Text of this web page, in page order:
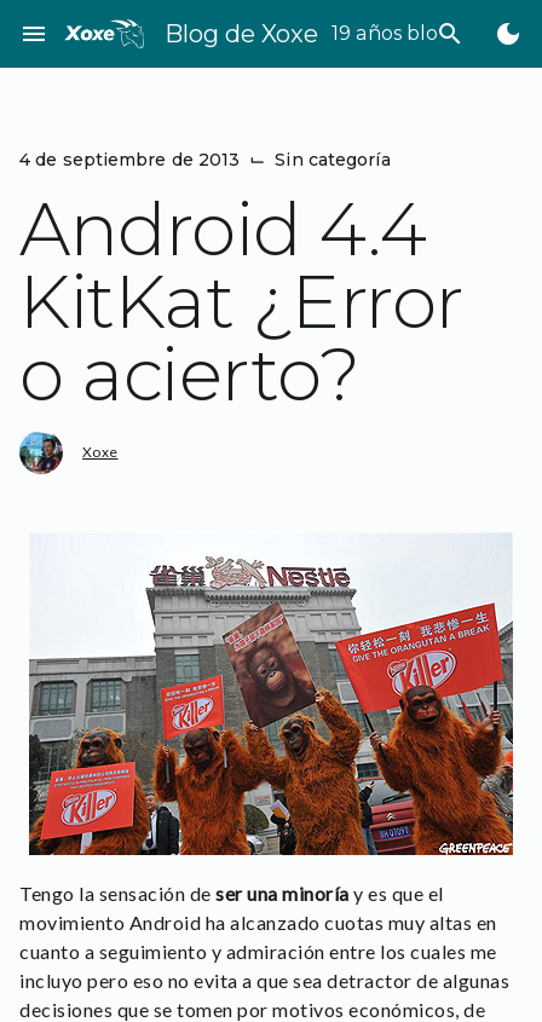
contenido
menu Blog de Xoxe 19 años bloggeando
search dark_mode
4 de septiembre de 2013 ⌙ Sin categoría
Android 4.4
KitKat ¿Error
o acierto?
Xoxe
Tengo la sensación de ser una minoría y es que el
movimiento Android ha alcanzado cuotas muy altas en
cuanto a seguimiento y admiración entre los cuales me
incluyo pero eso no evita a que sea detractor de algunas
decisiones que se tomen por motivos económicos, de